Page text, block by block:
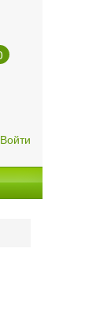
Войти